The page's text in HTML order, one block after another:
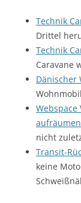
Technik
Drittel
Technik
Caravane
Dänischer
Webspace
nicht
Transit-
keine